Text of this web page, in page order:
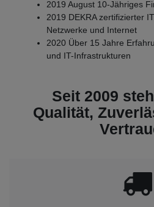
2019 August 10-Jähriges
2019 DEKRA zertifizierter
Netzwerke und Internet
2020 Über 15 Jahre
und IT-Infrastrukturen
Seit 2009
Qualität,